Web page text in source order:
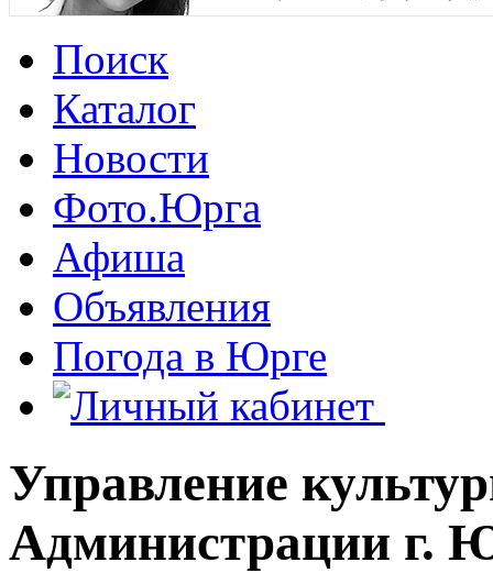
Поиск
Каталог
Новости
Фото.Юрга
Афиша
Объявления
Погода в Юрге
Управление
Администрации г.